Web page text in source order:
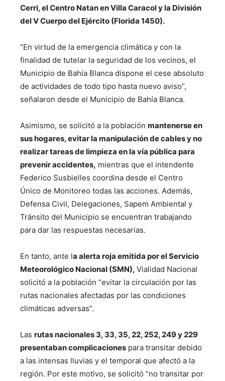
Cerri, el Centro Natan en Villa Caracol y la División
del V Cuerpo del Ejército (Florida 1450).
“En virtud de la emergencia climática y con la
finalidad de tutelar la seguridad de los vecinos, el
Municipio de Bahía Blanca dispone el cese absoluto
de actividades de todo tipo hasta nuevo aviso”,
señalaron desde el Municipio de Bahía Blanca.
Asimismo, se solicitó a la población mantenerse en
sus hogares, evitar la manipulación de cables y no
realizar tareas de limpieza en la vía pública para
prevenir accidentes, mientras que el intendente
Federico Susbielles coordina desde el Centro
Único de Monitoreo todas las acciones. Además,
Defensa Civil, Delegaciones, Sapem Ambiental y
Tránsito del Municipio se encuentran trabajando
para dar las respuestas necesarias.
En tanto, ante la alerta roja emitida por el Servicio
Meteorológico Nacional (SMN), Vialidad Nacional
solicitó a la población “evitar la circulación por las
rutas nacionales afectadas por las condiciones
climáticas adversas”.
Las rutas nacionales 3, 33, 35, 22, 252, 249 y 229
presentaban complicaciones para transitar debido
a las intensas lluvias y el temporal que afectó a la
región. Por este motivo, se solicitó “no transitar por